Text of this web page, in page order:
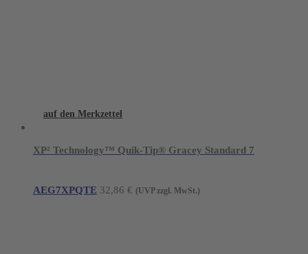
auf den Merkzettel
XP² Technology™ Quik-Tip® Gracey Standard 7
AEG7XPQTE 32,86 € (UVP zzgl. MwSt.)